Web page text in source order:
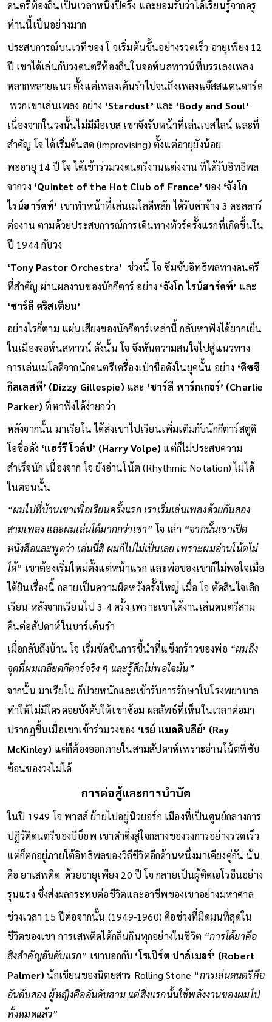
ดนตรีท้องถิ่นเป็นเวลาหนึ่งปีครึ่ง และยอมรับว่าได้เรียนรู้จากครู
ท่านนี้เป็นอย่างมาก
ประสบการณ์บนเวทีของ โ จเริ่มต้นขึ้นอย่างรวดเร็ว อายุเพียง 12
ปี เขาได้เล่นกับวงดนตรีท้องถิ่นในจอห์นสทาวน์ที่บรรเลงเพลง
หลากหลายแนว ตั้งแต่เพลงเต้นรำไปจนถึงเพลงแจ๊สสแตนดาร์ด
พวกเขาเล่นเพลง อย่าง‘Stardust’และ‘Body and Soul’
เนื่องจากในวงนั้นไม่มีมือเบส เขาจึงรับหน้าที่เล่นเบสไลน์ และที่
สำคัญ โจ ได้เริ่มด้นสด (improvising) ตั้งแต่อายุยังน้อย
พออายุ 14 ปี โจ ได้เข้าร่วมวงดนตรีงานแต่งงาน ที่ได้รับอิทธิพล
จากวง‘Quintet of the Hot Club of France’ของ‘จังโก
ไรน์ฮาร์ดท์’เขาทำหน้าที่เล่นเมโลดีหลัก ได้รับค่าจ้าง 3 ดอลลาร์
ต่องาน ตามด้วยประสบการณ์การเดินทางทัวร์ครั้งแรกที่เกิดขึ้นใน
‘Tony Pastor Orchestra’ช่วงนี้ โจ ซึมซับอิทธิพลทางดนตรี
ที่สำคัญ ผ่านผลงานของนักกีตาร์ อย่าง
‘ชาร์ลี คริสเตียน’
อย่างไรก็ตาม แผ่นเสียงของนักกีตาร์เหล่านี้ กลับหาฟังได้ยากเย็น
ในเมืองจอห์นสทาวน์ ดังนั้น โจ จึงหันความสนใจไปสู่แนวทาง
การเล่นเมโลดีจากนักดนตรีเครื่องเป่าชื่อดังในยุคนั้น อย่าง‘ดิซซี
กิลเลสพี’ (Dizzy Gillespie)
Parker)ที่หาฟังได้ง่ายกว่า
หลังจากนั้น มาเรียโน ได้ส่งเขาไปเรียนเพิ่มเติมกับนักกีตาร์สตูดิ
โอชื่อดัง‘แฮร์รี โวล์ป’ (Harry Volpe)แต่ก็ไม่ประสบความ
สำเร็จนัก เนื่องจาก โจ ยังอ่านโน้ต (Rhythmic Notation)​ ไม่ได้
ในตอนนั้น
“ผมไปที่บ้านเขาเพื่อเรียนครั้งแรก เราเริ่มเล่นเพลงด้วยกันสอง
สามเพลง และผมเล่นได้มากกว่าเขา”โจ เล่า“จากนั้นเขาเปิด
หนังสือและพูดว่า เล่นนี่สิ ผมก็ไปไม่เป็นเลย เพราะผมอ่านโน้ตไม่
ได้”เขาต้องเริ่มใหม่ตั้งแต่หน้าแรก และพ่อของเขาก็ไม่พอใจเมื่อ
ได้ยินเรื่องนี้ กลายเป็นความผิดหวังครั้งใหญ่ เมื่อ โจ ตัดสินใจเลิก
เรียน หลังจากเรียนไป 3-4 ครั้ง เพราะเขาได้งานเล่นดนตรีสาม
คืนต่อสัปดาห์ในบาร์เต้นรำ
เมื่อกลับถึงบ้าน โจ เริ่มขัดขืนการชี้นำที่แข็งกร้าวของพ่อ
จุดที่ผมเกลียดกีตาร์จริง ๆ และรู้สึกไม่พอใจมัน”
จากนั้น มาเรียโน ก็ป่วยหนักและเข้ารับการรักษาในโรงพยาบาล
ทำให้ไม่มีใครคอยบังคับให้เขาซ้อม ผลลัพธ์ที่เห็นในเวลาต่อมา
ปรากฏขึ้นเมื่อเขาเข้าร่วมวงของ‘เรย์ แมคคินลีย์’ (Ray
McKinley)แต่ก็ต้องออกภายในสามสัปดาห์เพราะอ่านโน้ตที่ซับ
การต่อสู้และการบำบัด
ในปี 1949 โจ พาสส์ ย้ายไปอยู่นิวยอร์ก เมืองที่เป็นศูนย์กลางการ
ปฏิวัติดนตรีของบีบ็อพ เขาดำดิ่งสู่ใจกลางของวงการอย่างรวดเร็ว
แต่ก็ตกอยู่ภายใต้อิทธิพลของวิถีชีวิตอีกด้านหนึ่งมาเคียงคู่กัน นั่น
คือ ยาเสพติด ด้วยอายุเพียง 20 ปี โจ กลายเป็นผู้ติดเฮโรอีนอย่าง
รุนแรง ซึ่งส่งผลกระทบต่อชีวิตและอาชีพของเขาอย่างมหาศาล
ช่วงเวลา 15 ปีต่อจากนั้น (1949-1960) คือช่วงที่มืดมนที่สุดใน
ชีวิตของเขา การเสพติดได้กลืนกินทุกอย่างในชีวิต“การได้ยาคือ
สิ่งสำคัญอันดับแรก”เขาบอกกับ‘โรเบิร์ต ปาล์เมอร์’ (Robert
Palmer)นักเขียนของนิตยสาร Rolling Stone “การเล่นดนตรีคือ
อันดับสอง ผู้หญิงคืออันดับสาม แต่สิ่งแรกนั้นใช้พลังงานของผมไป